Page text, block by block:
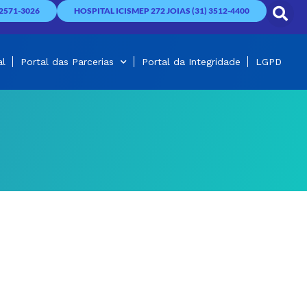
3026 HOSPITAL ICISMEP 272 JOIAS (31) 3512-4400
Portal das Parcerias Portal da Integridade LGPD